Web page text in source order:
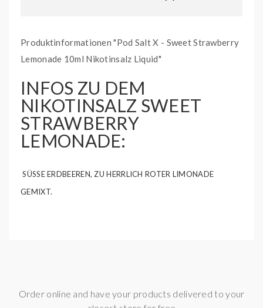
Produktinformationen "Pod Salt X - Sweet Strawberry
Lemonade 10ml Nikotinsalz Liquid"
INFOS ZU DEM
NIKOTINSALZ SWEET
STRAWBERRY
LEMONADE:
SÜSSE ERDBEEREN, ZU HERRLICH ROTER LIMONADE G
EMIXT.
Mischungsverhältnis:VG 50% / PG 50%
Order online and have your products delivered to your